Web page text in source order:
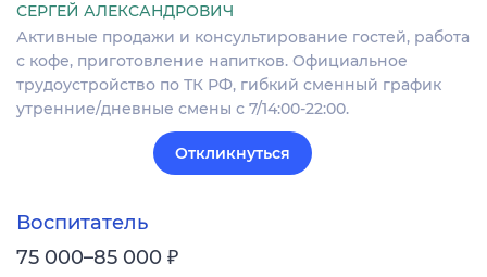
СЕРГЕЙ АЛЕКСАНДРОВИЧ
Активные продажи и консультирование гостей, работа
с кофе, приготовление напитков. Официальное
трудоустройство по ТК РФ, гибкий сменный график
утренние/дневные смены с 7/14:00-22:00.
Откликнуться
Воспитатель
75 000–85 000 ₽